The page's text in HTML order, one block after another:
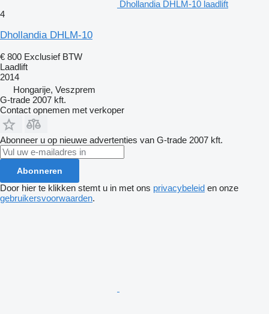
Dhollandia DHLM-10 laadlift
4
Dhollandia DHLM-10
€ 800 Exclusief BTW
Laadlift
2014
Hongarije, Veszprem
G-trade 2007 kft.
Contact opnemen met verkoper
Abonneer u op nieuwe advertenties van G-trade 2007 kft.
Abonneren
Door hier te klikken stemt u in met ons privacybeleid en onze
gebruikersvoorwaarden.